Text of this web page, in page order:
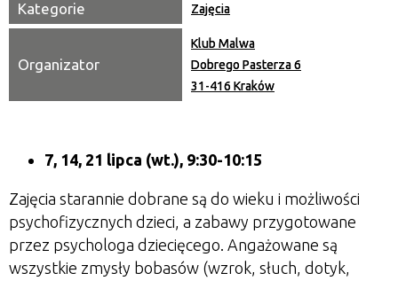
Kategorie Zajęcia
Organizator
Klub Malwa
Dobrego Pasterza 6
31-416 Kraków
7, 14, 21 lipca (wt.), 9:30-10:15
Zajęcia starannie dobrane są do wieku i możliwości
psychofizycznych dzieci, a zabawy przygotowane
przez psychologa dziecięcego. Angażowane są
wszystkie zmysły bobasów (wzrok, słuch, dotyk,